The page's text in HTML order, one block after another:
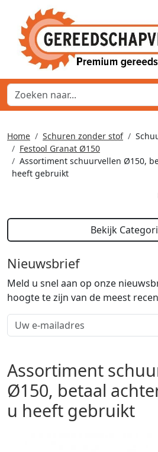
Home Schuren zonder stof
Festool Granat Ø150
Assortiment schuurvellen Ø150,
heeft gebruikt
Bekijk
Nieuwsbrief
Meld u snel aan op onze
hoogte te zijn van de meest
Assortiment
Ø150, betaal
u heeft gebruikt